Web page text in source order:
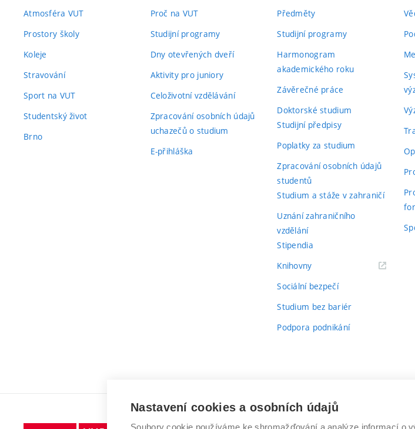
Atmosféra VUT
Prostory školy
Koleje
Stravování
Sport na VUT
Studentský život
Brno
Proč na VUT
Studijní programy
Dny otevřených dveří
Aktivity pro juniory
Celoživotní vzdělávání
Zpracování osobních údajů
uchazečů o studium
E-přihláška
Předměty
Studijní programy
Harmonogram
akademického roku
Závěrečné práce
Doktorské studium
Studijní předpisy
Poplatky za studium
Zpracování osobních údajů
studentů
Studium a stáže v zahraničí
Uznání zahraničního
vzdělání
Stipendia
Knihovny(externí
Sociální bezpečí
Studium bez bariér
Podpora podnikání
Nastavení cookies a osobních údajů
Soubory cookie používáme ke shromažďování a analýze informací o